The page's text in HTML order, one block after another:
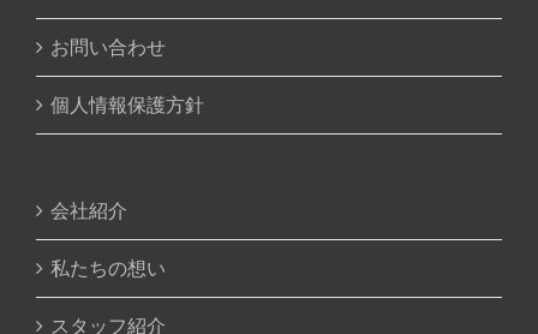
お問い合わせ
個人情報保護方針
会社紹介
私たちの想い
スタッフ紹介